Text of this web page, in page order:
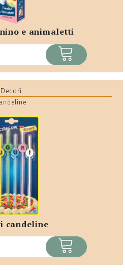
e animaletti
ACQUISTA
Decorì
candeline
ACQUISTA